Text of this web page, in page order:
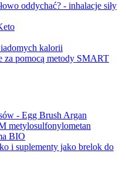
oddychać? - inhalacje siły
kalorii
za pomocą metody SMART
- Egg Brush Argan
metylosulfonylometan
BIO
i suplementy jako brelok do